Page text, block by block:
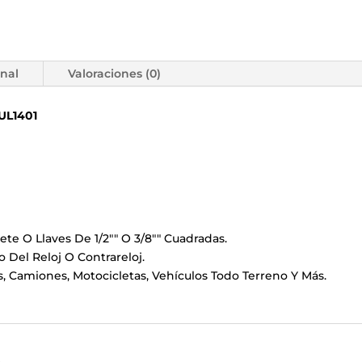
Valoraciones (0)
O Llaves De 1/2"" O 3/8"" Cuadradas.
Del Reloj O Contrareloj.
Motocicletas, Vehículos Todo Terreno Y Más.